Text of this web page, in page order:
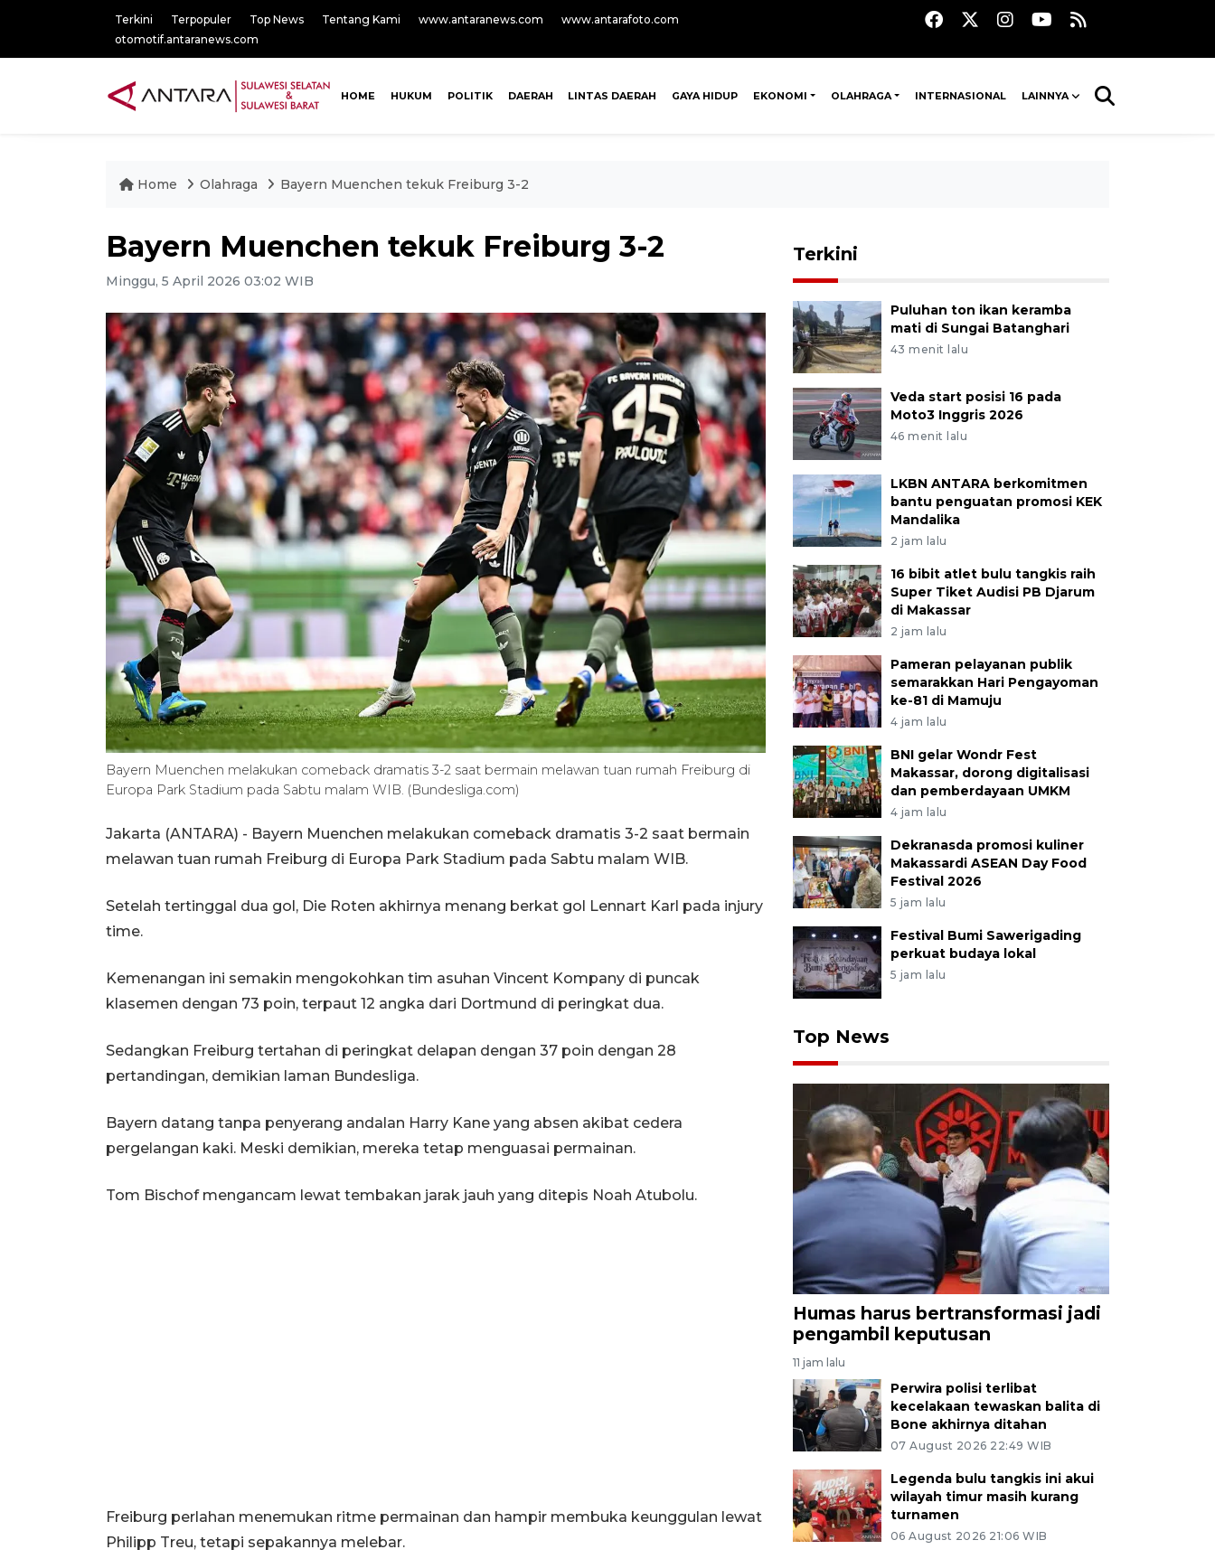
Terkini Terpopuler Top News Tentang Kami www.antaranews.com
www.antarafoto.com
otomotif.antaranews.com
HOME HUKUM POLITIK DAERAH LINTAS DAERAH GAYA HIDUP EKONOMI OLAHRAGA INTERNASIONAL LAINNYA
Home Olahraga Bayern Muenchen tekuk Freiburg 3-2
Bayern Muenchen tekuk Freiburg 3-2
Minggu, 5 April 2026 03:02 WIB
Bayern Muenchen melakukan comeback dramatis 3-2 saat bermain melawan tuan rumah Freiburg di
Europa Park Stadium pada Sabtu malam WIB. (Bundesliga.com)
Jakarta (ANTARA) - Bayern Muenchen melakukan comeback dramatis 3-2 saat bermain
melawan tuan rumah Freiburg di Europa Park Stadium pada Sabtu malam WIB.
Setelah tertinggal dua gol, Die Roten akhirnya menang berkat gol Lennart Karl pada injury
time.
Kemenangan ini semakin mengokohkan tim asuhan Vincent Kompany di puncak
klasemen dengan 73 poin, terpaut 12 angka dari Dortmund di peringkat dua.
Sedangkan Freiburg tertahan di peringkat delapan dengan 37 poin dengan 28
pertandingan, demikian laman Bundesliga.
Bayern datang tanpa penyerang andalan Harry Kane yang absen akibat cedera
pergelangan kaki. Meski demikian, mereka tetap menguasai permainan.
Tom Bischof mengancam lewat tembakan jarak jauh yang ditepis Noah Atubolu.
Freiburg perlahan menemukan ritme permainan dan hampir membuka keunggulan lewat
Philipp Treu, tetapi sepakannya melebar.
Terkini
Puluhan ton ikan keramba
mati di Sungai Batanghari
43 menit lalu
Veda start posisi 16 pada
Moto3 Inggris 2026
46 menit lalu
LKBN ANTARA berkomitmen
bantu penguatan promosi KEK
Mandalika
2 jam lalu
16 bibit atlet bulu tangkis raih
Super Tiket Audisi PB Djarum
di Makassar
2 jam lalu
Pameran pelayanan publik
semarakkan Hari Pengayoman
ke-81 di Mamuju
4 jam lalu
BNI gelar Wondr Fest
Makassar, dorong digitalisasi
dan pemberdayaan UMKM
4 jam lalu
Dekranasda promosi kuliner
Makassardi ASEAN Day Food
Festival 2026
5 jam lalu
Festival Bumi Sawerigading
perkuat budaya lokal
5 jam lalu
Top News
Humas harus bertransformasi jadi
pengambil keputusan
11 jam lalu
Perwira polisi terlibat
kecelakaan tewaskan balita di
Bone akhirnya ditahan
07 August 2026 22:49 WIB
Legenda bulu tangkis ini akui
wilayah timur masih kurang
turnamen
06 August 2026 21:06 WIB